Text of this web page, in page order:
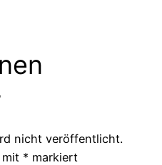
nicht veröffentlicht.
mit * markiert